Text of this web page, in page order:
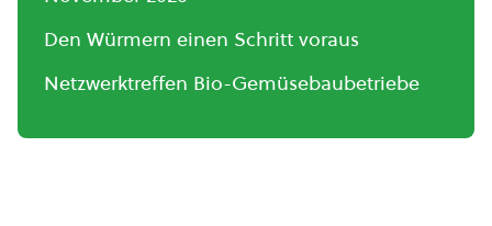
Den Würmern einen Schritt voraus
Netzwerktreffen Bio-Gemüsebaubetriebe